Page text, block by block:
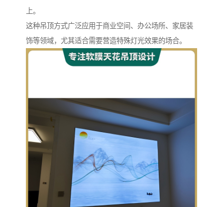
上。
这种吊顶方式广泛应用于商业空间、办公场所、家居装
饰等领域，尤其适合需要营造特殊灯光效果的场合。